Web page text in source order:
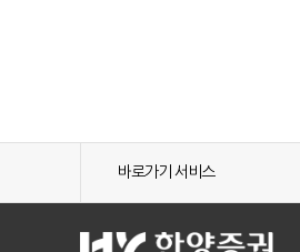
바로가기 서비스